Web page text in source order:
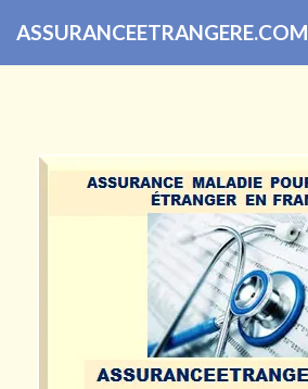
ASSURANCEETRANGERE.COM